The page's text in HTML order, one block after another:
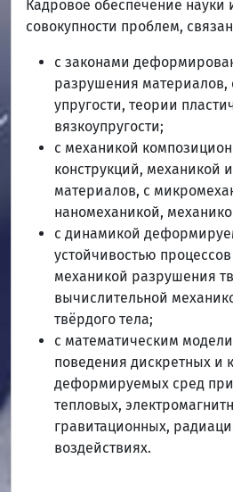
Кадровое обеспечение науки
совокупности проблем,
с законами
разрушения материалов,
упругости, теории
вязкоупругости;
с механикой
конструкций, механикой
материалов, с
наномеханикой,
с динамикой
устойчивостью
механикой разрушения
вычислительной
твёрдого тела;
с математическим
поведения дискретных и
деформируемых сред
тепловых,
гравитационных,
воздействиях.